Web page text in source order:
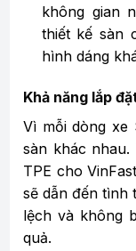
không gian
thiết kế sàn
hình dáng
Khả năng lắp
Vì mỗi dòng xe
sàn khác
TPE cho
sẽ dẫn đến tình
lệch và không
quả.